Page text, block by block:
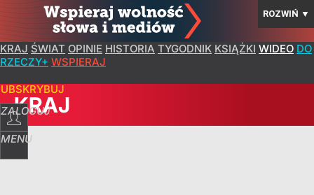
ROZWIŃ ▼
KRAJ ŚWIAT OPINIE HISTORIA TYGODNIK KSIĄŻKI WIDEO DO
RZECZY+ WSPIERAJ
ZALOGUJ
MENU
KRAJ